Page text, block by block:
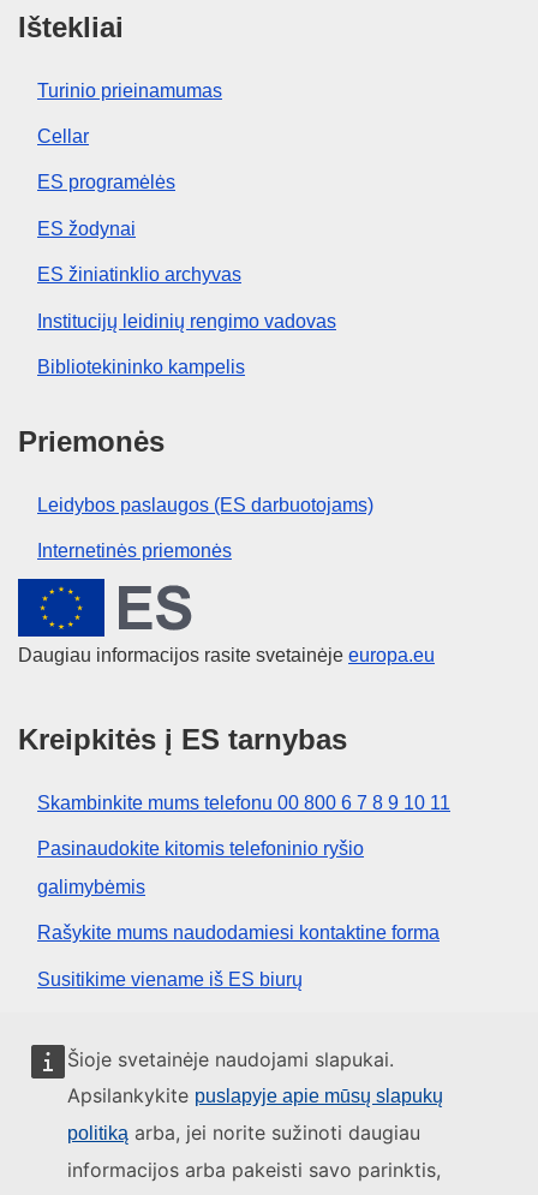
Šioje svetainėje naudojami slapukai.
Apsilankykite puslapyje apie mūsų slapukų
politiką arba, jei norite sužinoti daugiau
informacijos arba pakeisti savo parinktis,
Ištekliai
Turinio prieinamumas
Cellar
ES programėlės
ES žodynai
ES žiniatinklio archyvas
Institucijų leidinių rengimo vadovas
Bibliotekininko kampelis
Priemonės
Leidybos paslaugos (ES darbuotojams)
Internetinės priemonės
Europos Sąjunga
Daugiau informacijos rasite svetainėje europa.eu
Kreipkitės į ES tarnybas
Skambinkite mums telefonu 00 800 6 7 8 9 10 11
Pasinaudokite kitomis telefoninio ryšio
galimybėmis
Rašykite mums naudodamiesi kontaktine forma
Susitikime viename iš ES biurų
Socialiniai tinklai